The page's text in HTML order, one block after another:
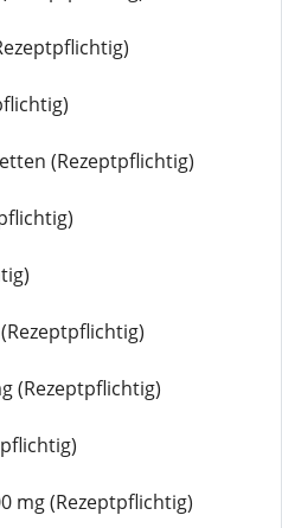
(Rezeptpflichtig)
(Rezeptpflichtig)
mg (Rezeptpflichtig)